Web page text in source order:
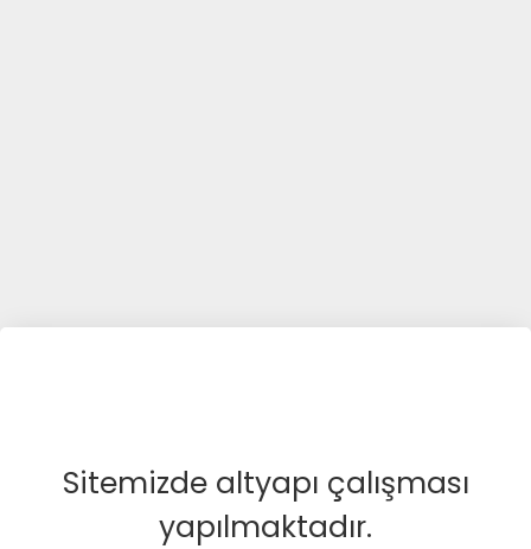
Sitemizde altyapı çalışması
yapılmaktadır.